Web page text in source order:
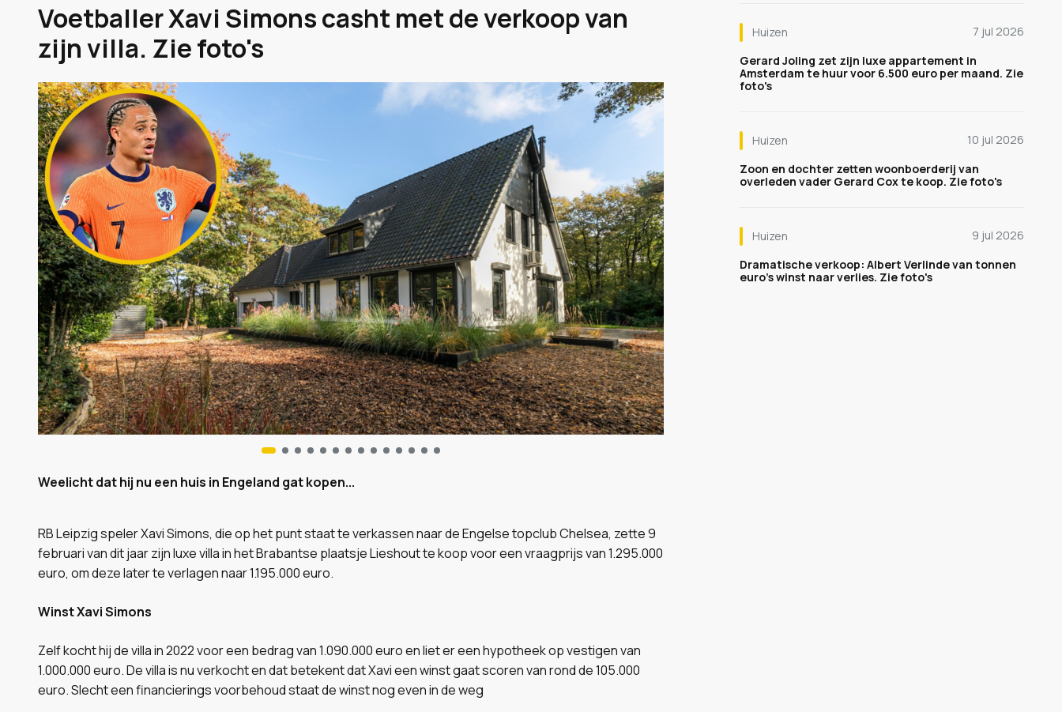
Voetballer Xavi Simons casht met de verkoop van
zijn villa. Zie foto's
Weelicht dat hij nu een huis in Engeland gat kopen...
RB Leipzig speler Xavi Simons, die op het punt staat te verkassen naar de Engelse topclub Chelsea, zette 9
februari van dit jaar zijn luxe villa in het Brabantse plaatsje Lieshout te koop voor een vraagprijs van 1.295.000
euro, om deze later te verlagen naar 1.195.000 euro.
Winst Xavi Simons
Zelf kocht hij de villa in 2022 voor een bedrag van 1.090.000 euro en liet er een hypotheek op vestigen van
1.000.000 euro. De villa is nu verkocht en dat betekent dat Xavi een winst gaat scoren van rond de 105.000
euro. Slecht een financierings voorbehoud staat de winst nog even in de weg
Huizen
7 jul 2026
Gerard Joling zet zijn luxe appartement in
Amsterdam te huur voor 6.500 euro per maand. Zie
foto's
Huizen
10 jul 2026
Zoon en dochter zetten woonboerderij van
overleden vader Gerard Cox te koop. Zie foto's
Huizen
9 jul 2026
Dramatische verkoop: Albert Verlinde van tonnen
euro's winst naar verlies. Zie foto's